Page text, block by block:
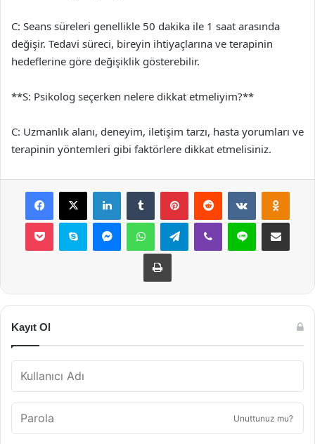
C: Seans süreleri genellikle 50 dakika ile 1 saat arasında
değişir. Tedavi süreci, bireyin ihtiyaçlarına ve terapinin
hedeflerine göre değişiklik gösterebilir.
**S: Psikolog seçerken nelere dikkat etmeliyim?**
C: Uzmanlık alanı, deneyim, iletişim tarzı, hasta yorumları ve
terapinin yöntemleri gibi faktörlere dikkat etmelisiniz.
Facebook
X LinkedInTumblr PinterestReddit VKontakte
Pocket Skype MessengerWhatsAppTelegramViber Line E-Posta ile
Yazdır
Kayıt Ol
Unuttunuz mu?